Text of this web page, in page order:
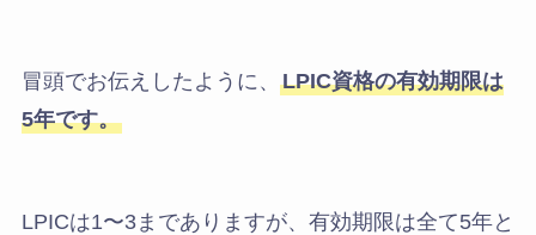
冒頭でお伝えしたように、 LPIC資格の有効期限は
5年です。
LPICは1〜3までありますが、有効期限は全て5年と